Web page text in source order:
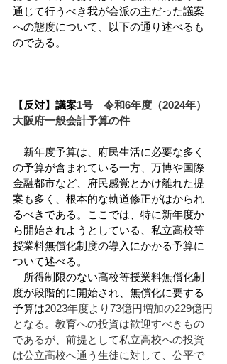
通じて行うべき我が会派の主だった議案
への態度について、以下の通り述べるも
のである。
【反対】議案1号　令和6年度（2024年）
大阪府一般会計予算の件
新年度予算は、府民生活に必要な多く
の予算が含まれている一方、万博や国際
金融都市など、府民感覚とかけ離れた提
案も多く、根本的な軌道修正がはかられ
るべきである。ここでは、特に新年度か
ら開始されようとしている、私立高校等
授業料無償化制度の導入にかかる予算に
ついて述べる。
所得制限のない高校等授業料無償化制
度が段階的に開始され、無償化に要する
予算は2023年度より73億円増加の229億円
となる。教育への投資は歓迎すべきもの
であるが、前提として私立高校への投資
は公立高校へ通う生徒に対して、公平で